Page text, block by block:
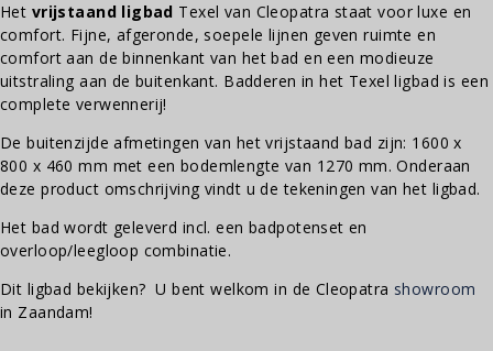
Het vrijstaand ligbad Texel van Cleopatra staat voor luxe en
comfort. Fijne, afgeronde, soepele lijnen geven ruimte en
comfort aan de binnenkant van het bad en een modieuze
uitstraling aan de buitenkant. Badderen in het Texel ligbad is een
complete verwennerij!
De buitenzijde afmetingen van het vrijstaand bad zijn: 1600 x
800 x 460 mm met een bodemlengte van 1270 mm. Onderaan
deze product omschrijving vindt u de tekeningen van het ligbad.
Het bad wordt geleverd incl. een badpotenset en
overloop/leegloop combinatie.
Dit ligbad bekijken? U bent welkom in de Cleopatra showroom
in Zaandam!